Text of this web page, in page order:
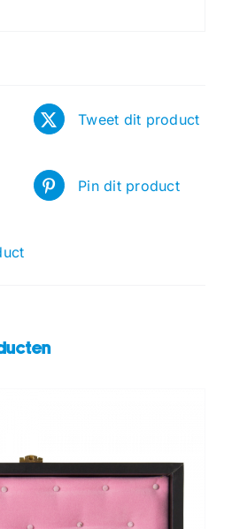
Tweet dit product
Pin dit product